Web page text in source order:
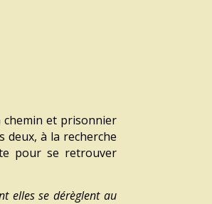
chemin et prisonnier
deux, à la recherche
pour se retrouver
elles se dérèglent au